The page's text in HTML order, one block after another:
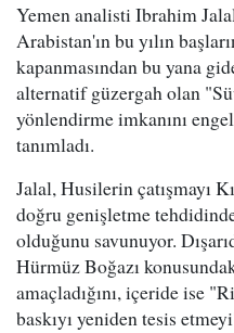
Yemen analisti Ibrahim
Arabistan'ın bu yılın
kapanmasından bu yana
alternatif güzergah olan
yönlendirme imkanını
tanımladı.
Jalal, Husilerin çatışmayı
doğru genişletme
olduğunu savunuyor.
Hürmüz Boğazı
amaçladığını, içeride ise
baskıyı yeniden tesis